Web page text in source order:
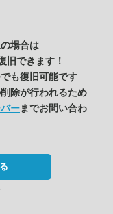
場合は
旧できます！
も復旧可能です
除が行われるため
ーまでお問い合わ